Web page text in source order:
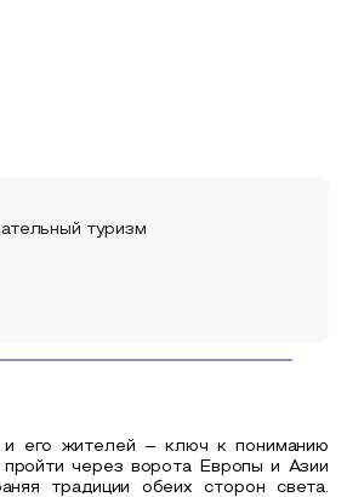
туризм
и его жителей – ключ к пониманию
пройти через ворота Европы и Азии
традиции обеих сторон света.